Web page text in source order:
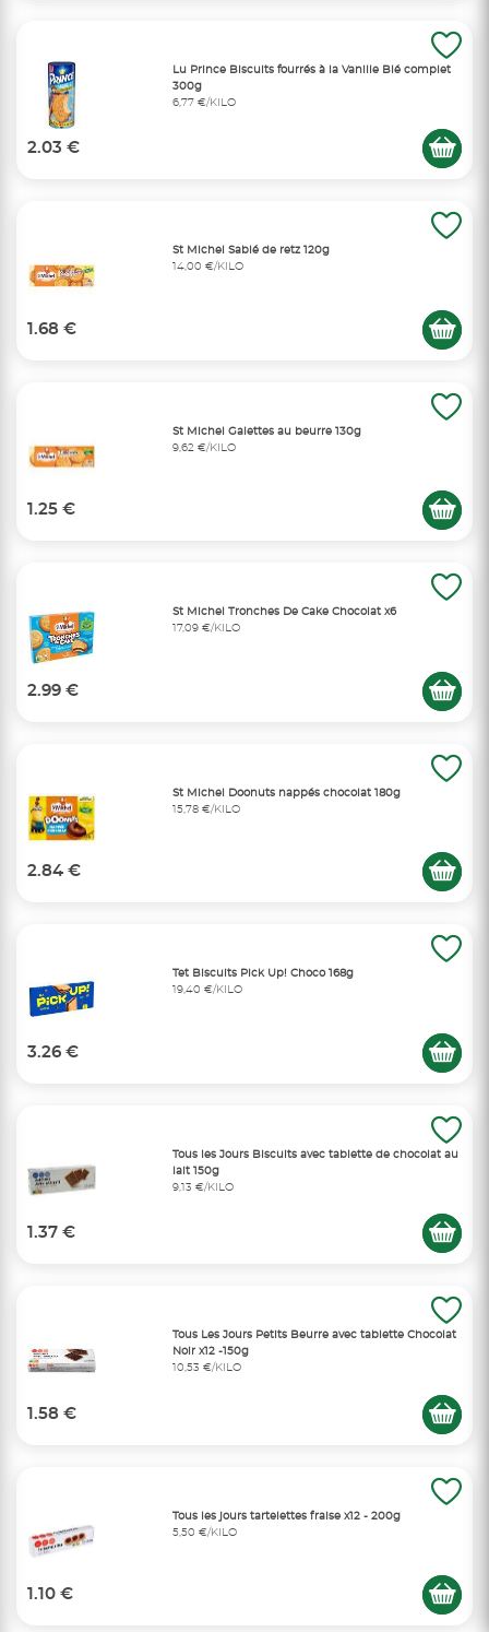
Lu Prince Biscuits fourrés à la Vanille Blé complet
300g
6,77 €/KILO
2.03 €
St Michel Sablé de retz 120g
14,00 €/KILO
1.68 €
St Michel Galettes au beurre 130g
9,62 €/KILO
1.25 €
St Michel Tronches De Cake Chocolat x6
17,09 €/KILO
2.99 €
St Michel Doonuts nappés chocolat 180g
15,78 €/KILO
2.84 €
Tet Biscuits Pick Up! Choco 168g
19,40 €/KILO
3.26 €
Tous les Jours Biscuits avec tablette de chocolat au
lait 150g
9,13 €/KILO
1.37 €
Tous Les Jours Petits Beurre avec tablette Chocolat
Noir x12 -150g
10,53 €/KILO
1.58 €
Tous les jours tartelettes fraise x12 - 200g
5,50 €/KILO
1.10 €